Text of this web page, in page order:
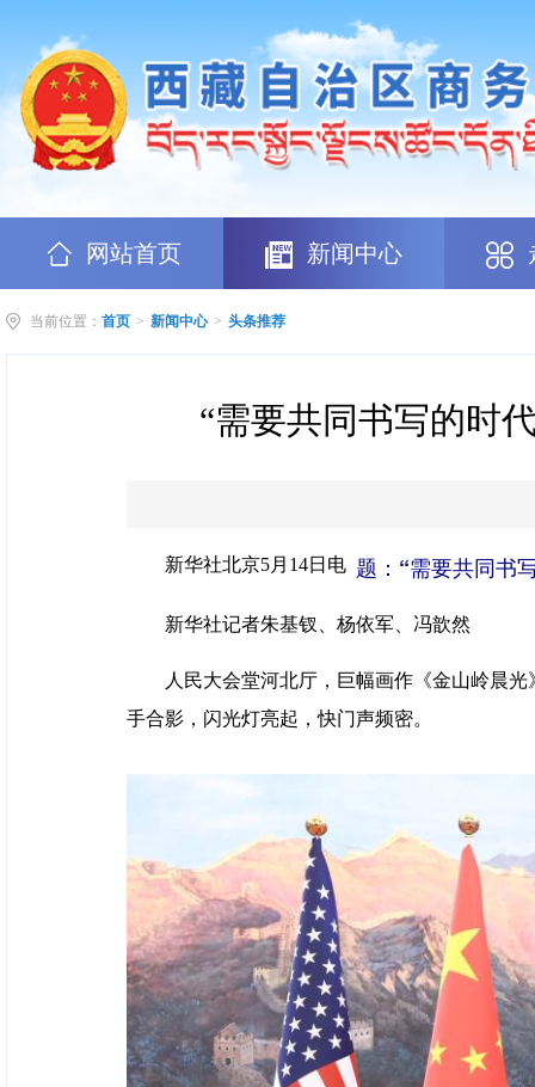
网站首页 新闻中心
当前位置： 首页 > 新闻中心 > 头条推荐
“需要共同书写的时
新华社北京5月14日电 题：“需要共同书
新华社记者朱基钗、杨依军、冯歆然
人民大会堂河北厅，巨幅画作《金山岭晨
手合影，闪光灯亮起，快门声频密。